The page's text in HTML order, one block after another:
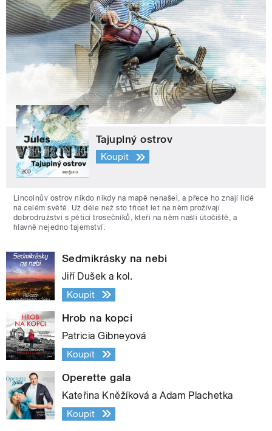
Tajuplný ostrov
Koupit
Lincolnův ostrov nikdo nikdy na mapě nenašel, a přece ho znají lidé
na celém světě. Už déle než sto třicet let na něm prožívají
dobrodružství s pěticí trosečníků, kteří na něm našli útočiště, a
hlavně nejedno tajemství.
Sedmikrásky na nebi
Jiří Dušek a kol.
Koupit
Hrob na kopci
Patricia Gibneyová
Koupit
Operette gala
Kateřina Kněžíková a Adam Plachetka
Koupit